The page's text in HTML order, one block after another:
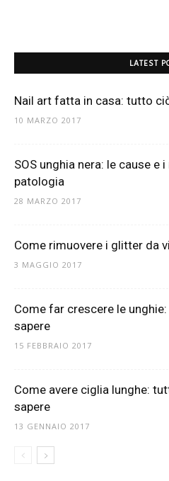
LATEST
Nail art fatta in casa: tutto
10 MARZO 2017
SOS unghia nera: le cause e
patologia
28 MARZO 2017
Come rimuovere i glitter da
3 MAGGIO 2017
Come far crescere le
sapere
15 FEBBRAIO 2017
Come avere ciglia lunghe:
sapere
13 GENNAIO 2017